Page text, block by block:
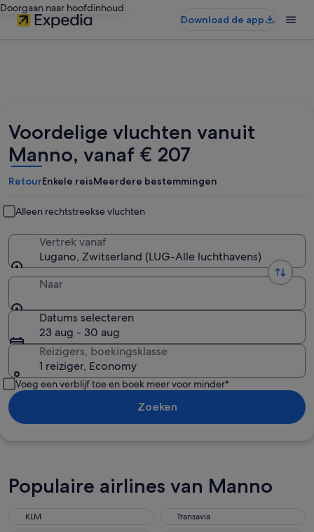
Doorgaan naar hoofdinhoud
Download de app
Voordelige vluchten vanuit
Manno, vanaf € 207
RetourEnkele reisMeerdere bestemmingen
Alleen rechtstreekse vluchten
Vertrek vanaf
Lugano, Zwitserland (LUG-Alle luchthavens)
Naar
Datums selecteren
23 aug - 30 aug
Reizigers, boekingsklasse
1 reiziger, Economy
Voeg een verblijf toe en boek meer voor minder*
Zoeken
Populaire airlines van Manno
KLM
Transavia